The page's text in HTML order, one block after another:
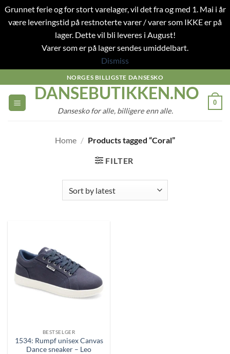
Grunnet ferie og for stort varelager, vil det fra og med 1. Mai i år
være leveringstid på restnoterte varer / varer som IKKE er på
lager. Dette vil bli leveres i August!
Varer som er på lager sendes umiddelbart.
Dismiss
to
content
NORGES BILLIGSTE DANSESKO
DANSEBUTIKKEN.NO
Dansesko for alle, billigere enn alle.
0
Home / Products tagged “Coral”
FILTER
BESTSELGER
1534: Rumpf unisex Canvas
Dance sneaker – Leo